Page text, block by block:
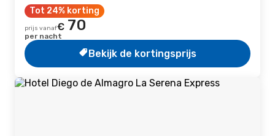
Tot 24% korting
prijs vanaf€ 70
per nacht
Bekijk de kortingsprijs